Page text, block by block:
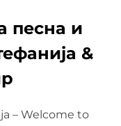
песна и
&
– Welcome to